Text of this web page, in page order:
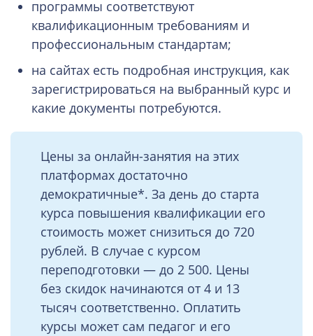
программы соответствуют
квалификационным требованиям и
профессиональным стандартам;
на сайтах есть подробная инструкция, как
зарегистрироваться на выбранный курс и
какие документы потребуются.
Цены за онлайн-занятия на этих
платформах достаточно
демократичные*. За день до старта
курса повышения квалификации его
стоимость может снизиться до 720
рублей. В случае с курсом
переподготовки — до 2 500. Цены
без скидок начинаются от 4 и 13
тысяч соответственно. Оплатить
курсы может сам педагог и его